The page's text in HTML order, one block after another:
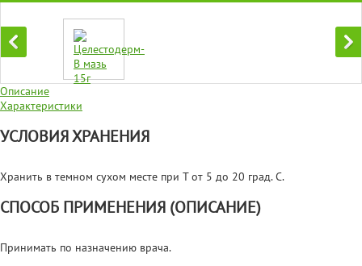
Описание
Характеристики
УСЛОВИЯ ХРАНЕНИЯ
Хранить в темном сухом месте при Т от 5 до 20 град. С.
СПОСОБ ПРИМЕНЕНИЯ (ОПИСАНИЕ)
Принимать по назначению врача.